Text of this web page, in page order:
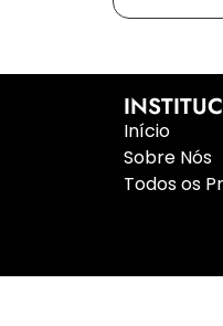
Início
Sobre Nós
Todos os